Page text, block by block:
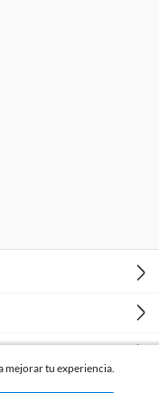
mejorar tu experiencia.